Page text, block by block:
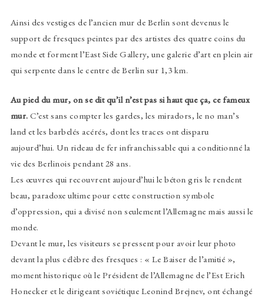
Ainsi des vestiges de l’ancien mur de Berlin sont devenus le
support de fresques peintes par des artistes des quatre coins du
monde et forment l’East Side Gallery, une galerie d’art en plein air
qui serpente dans le centre de Berlin sur 1,3 km.
Au pied du mur, on se dit qu’il n’est pas si haut que ça, ce fameux
mur. C’est sans compter les gardes, les miradors, le no man’s
land et les barbelés acérés, dont les traces ont disparu
aujourd’hui. Un rideau de fer infranchissable qui a conditionné la
vie des Berlinois pendant 28 ans.
Les œuvres qui recouvrent aujourd’hui le béton gris le rendent
beau, paradoxe ultime pour cette construction symbole
d’oppression, qui a divisé non seulement l’Allemagne mais aussi le
monde.
Devant le mur, les visiteurs se pressent pour avoir leur photo
devant la plus célèbre des fresques : « Le Baiser de l’amitié »,
moment historique où le Président de l’Allemagne de l’Est Erich
Honecker et le dirigeant soviétique Leonind Brejnev, ont échangé